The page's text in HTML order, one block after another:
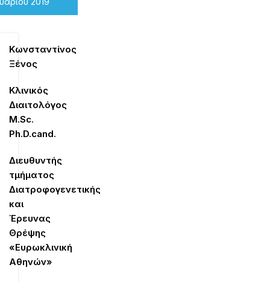
Κωνσταντίνος
Ξένος
Κλινικός
Διαιτολόγος
M.Sc.
Ph.D.cand.
Διευθυντής
τμήματος
Διατροφογενετικής
και
Έρευνας
Θρέψης
«Ευρωκλινική
Αθηνών»